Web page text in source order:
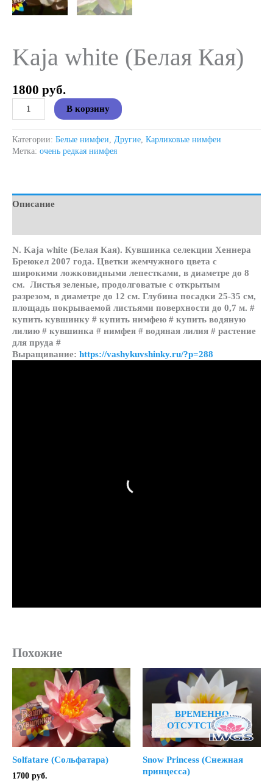
Kaja white (Белая Кая)
1800 руб.
Количество
товара
Kaja
white
(Белая
В корзину
Категории: Белые нимфеи, Другие, Карликовые нимфеи
Метка: очень редкая нимфея
Описание
N. Kaja white (Белая Кая). Кувшинка селекции Хеннера
Бреюкел 2007 года. Цветки жемчужного цвета с
широкими ложковидными лепестками, в диаметре до 8
см. Листья зеленые, продолговатые с открытым
разрезом, в диаметре до 12 см. Глубина посадки 25-35 см,
площадь покрываемой листьями поверхности до 0,7 м. #
купить кувшинку # купить нимфею # купить водяную
лилию # кувшинка # нимфея # водяная лилия # растение
для пруда #
Выращивание: https://vashykuvshinky.ru/?p=288
Похожие
Solfatare (Сольфатара)
1700 руб.
ВРЕМЕННО
ОТСУТСТВУЕТ
Snow Princess (Снежная
принцесса)